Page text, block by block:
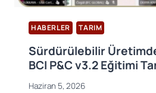
HABERLER TARIM
Sürdürülebilir
BCI P&C v3.2 Eğitimi
Haziran 5, 2026